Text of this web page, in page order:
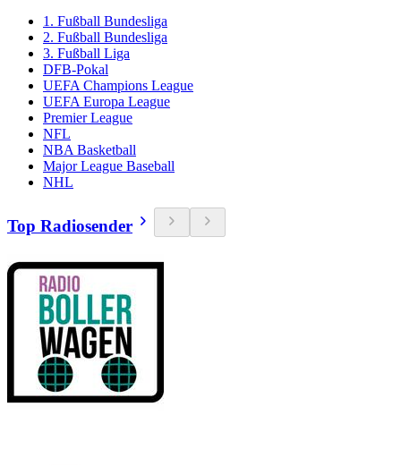
1. Fußball Bundesliga
2. Fußball Bundesliga
3. Fußball Liga
DFB-Pokal
UEFA Champions League
UEFA Europa League
Premier League
NFL
NBA Basketball
Major League Baseball
NHL
Top Radiosender